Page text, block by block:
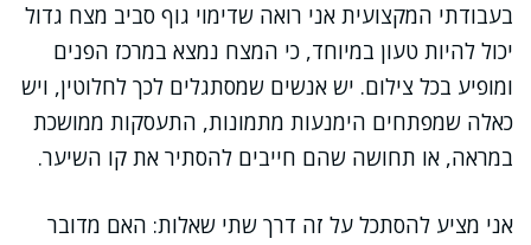
בעבודתי המקצועית אני רואה שדימוי גוף סביב מצח גדול
יכול להיות טעון במיוחד, כי המצח נמצא במרכז הפנים
ומופיע בכל צילום. יש אנשים שמסתגלים לכך לחלוטין, ויש
כאלה שמפתחים הימנעות מתמונות, התעסקות ממושכת
במראה, או תחושה שהם חייבים להסתיר את קו השיער.
אני מציע להסתכל על זה דרך שתי שאלות: האם מדובר